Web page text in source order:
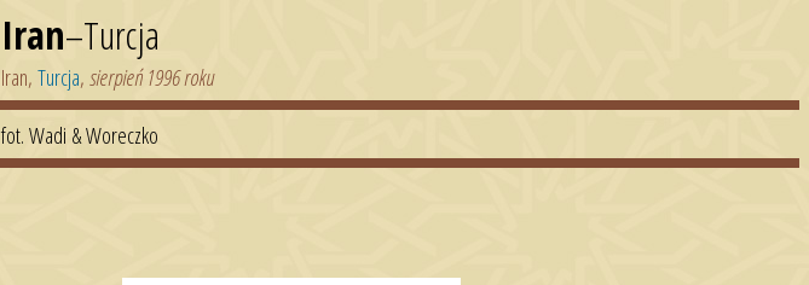
Iran–Turcja
Iran, Turcja, sierpień 1996 roku
fot. Wadi & Woreczko